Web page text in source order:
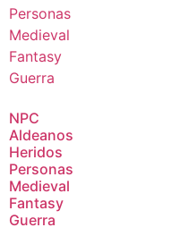
NPC
Aldeanos
Heridos
Personas
Medieval
Fantasy
Guerra